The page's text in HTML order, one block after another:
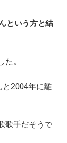
という方と結
た。
と2004年に離
歌手だそうで